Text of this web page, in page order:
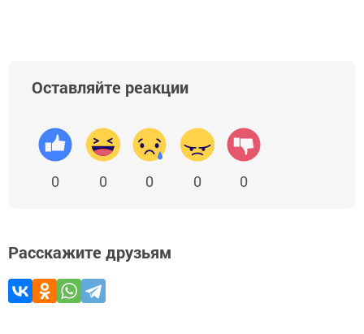
Оставляйте реакции
0 0 0 0 0
Расскажите друзьям